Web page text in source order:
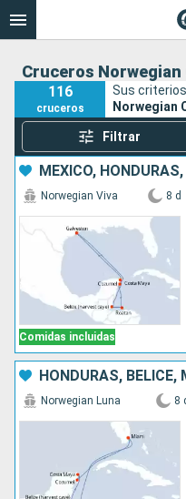
Cruceros Norwegian
116
cruceros
Sus
Norwegian
Filtrar
Comidas incluidas
Norwegian Viva 8 d
Norwegian Luna 8